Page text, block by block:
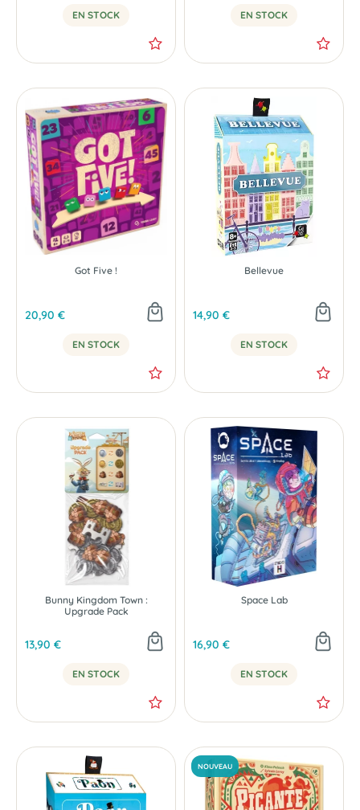
EN STOCK EN STOCK
Got Five !
20,90 €
EN STOCK
Bellevue
14,90 €
EN STOCK
Bunny Kingdom Town :
Upgrade Pack
13,90 €
EN STOCK
Space Lab
16,90 €
EN STOCK